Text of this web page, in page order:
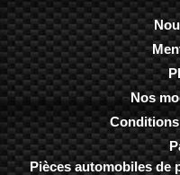
-
-
-Nos
-Conditions
-
Pièces automobiles de